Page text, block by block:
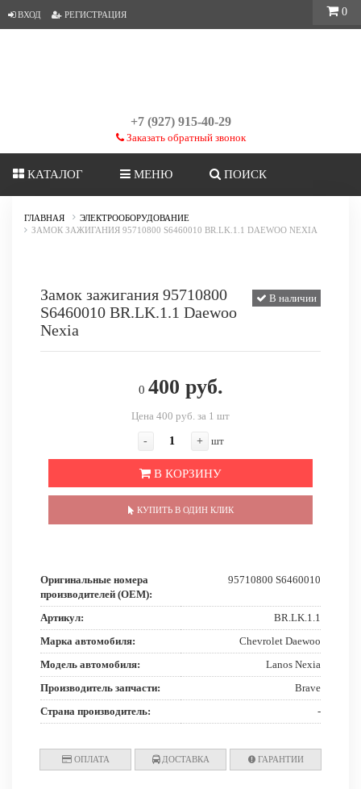
ВХОД РЕГИСТРАЦИЯ
+7 (927) 915-40-29
Заказать обратный звонок
КАТАЛОГ МЕНЮ ПОИСК
ГЛАВНАЯ
ЭЛЕКТРООБОРУДОВАНИЕ
ЗАМОК ЗАЖИГАНИЯ 95710800 S6460010 BR.LK.1.1 DAEWOO NEXIA
В наличии
Замок зажигания 95710800
S6460010 BR.LK.1.1 Daewoo
Nexia
0 400 руб.
Цена 400 руб. за 1 шт
- + шт
В КОРЗИНУ
КУПИТЬ В ОДИН КЛИК
Оригинальные номера
производителей (OEM):
95710800 S6460010
Артикул:
BR.LK.1.1
Марка автомобиля:
Chevrolet Daewoo
Модель автомобиля:
Lanos Nexia
Производитель запчасти:
Brave
Страна производитель:
-
ОПЛАТА ДОСТАВКА ГАРАНТИИ
0